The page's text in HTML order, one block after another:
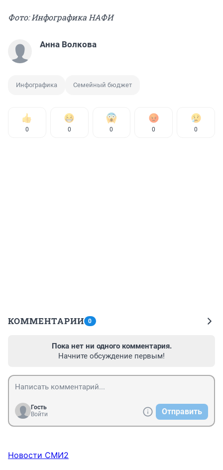
Фото: Инфографика НАФИ
Анна Волкова
Инфографика Семейный бюджет
0 0 0 0 0
КОММЕНТАРИИ 0
Пока нет ни одного комментария.
Начните обсуждение первым!
Гость
Войти
Отправить
Новости СМИ2